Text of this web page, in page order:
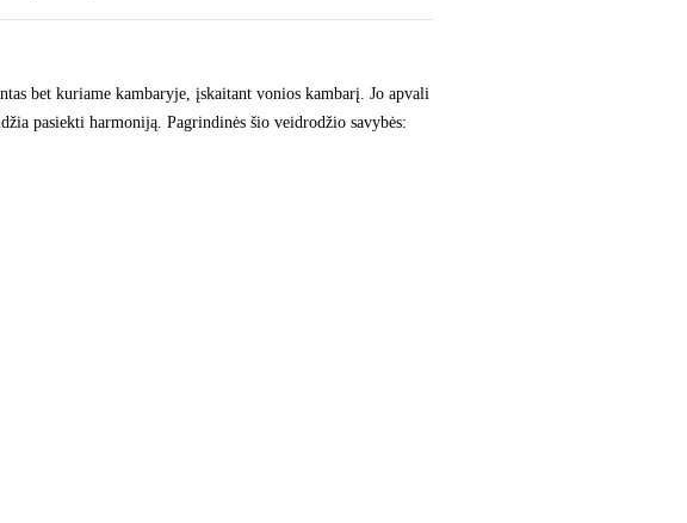
bet kuriame kambaryje, įskaitant vonios kambarį. Jo apvali
pasiekti harmoniją. Pagrindinės šio veidrodžio savybės: